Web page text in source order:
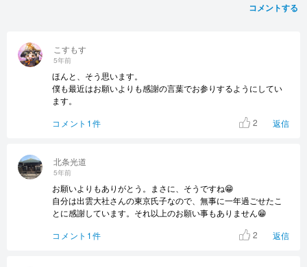
コメントする
北条光道
5年前
お願いよりもありがとう。まさに、そうですね😁
自分は出雲大社さんの東京氏子なので、無事に一年過ごせたこ
とに感謝しています。それ以上のお願い事もありません😁
コメント1件
2 返信
こすもす
5年前
ほんと、そう思います。
僕も最近はお願いよりも感謝の言葉でお参りするようにしてい
ます。
コメント1件
2 返信